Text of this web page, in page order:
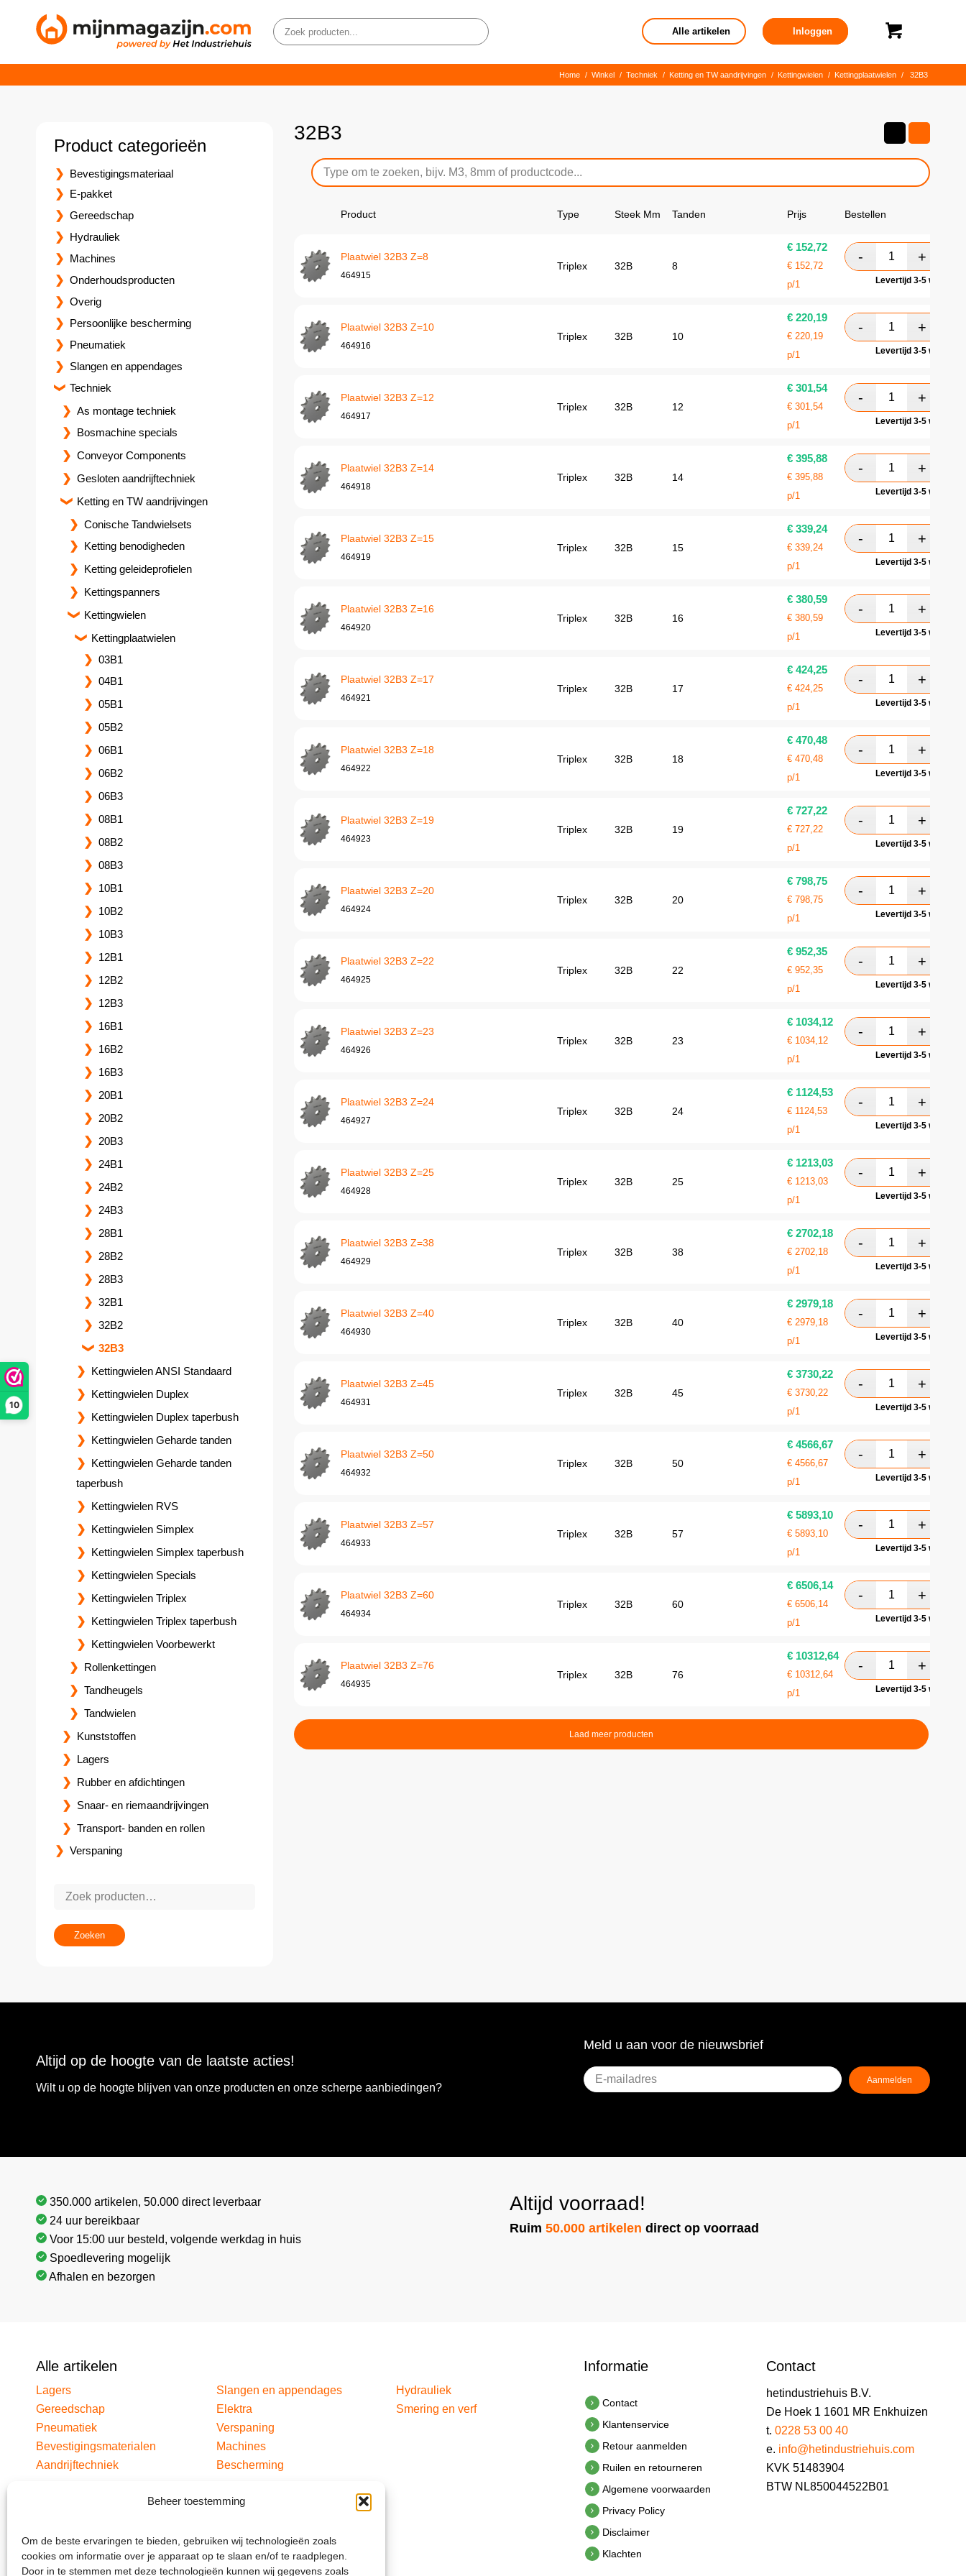
10
Beheer toestemming
Om de beste ervaringen te bieden, gebruiken wij technologieën zoals
cookies om informatie over je apparaat op te slaan en/of te raadplegen.
Door in te stemmen met deze technologieën kunnen wij gegevens zoals
Alle artikelen Inloggen
Home / Winkel / Techniek / Ketting en TW aandrijvingen / Kettingwielen / Kettingplaatwielen / 32B3
32B3
Product Type Steek Mm Tanden Prijs Bestellen
Plaatwiel 32B3 Z=8
464915
Triplex 32B 8
€ 152,72
€ 152,72
p/1
Levertijd 3-5
Plaatwiel 32B3 Z=10
464916
Triplex 32B 10
€ 220,19
€ 220,19
p/1
Levertijd 3-5
Plaatwiel 32B3 Z=12
464917
Triplex 32B 12
€ 301,54
€ 301,54
p/1
Levertijd 3-5
Plaatwiel 32B3 Z=14
464918
Triplex 32B 14
€ 395,88
€ 395,88
p/1
Levertijd 3-5
Plaatwiel 32B3 Z=15
464919
Triplex 32B 15
€ 339,24
€ 339,24
p/1
Levertijd 3-5
Plaatwiel 32B3 Z=16
464920
Triplex 32B 16
€ 380,59
€ 380,59
p/1
Levertijd 3-5
Plaatwiel 32B3 Z=17
464921
Triplex 32B 17
€ 424,25
€ 424,25
p/1
Levertijd 3-5
Plaatwiel 32B3 Z=18
464922
Triplex 32B 18
€ 470,48
€ 470,48
p/1
Levertijd 3-5
Plaatwiel 32B3 Z=19
464923
Triplex 32B 19
€ 727,22
€ 727,22
p/1
Levertijd 3-5
Plaatwiel 32B3 Z=20
464924
Triplex 32B 20
€ 798,75
€ 798,75
p/1
Levertijd 3-5
Plaatwiel 32B3 Z=22
464925
Triplex 32B 22
€ 952,35
€ 952,35
p/1
Levertijd 3-5
Plaatwiel 32B3 Z=23
464926
Triplex 32B 23
€ 1034,12
€ 1034,12
p/1
Levertijd 3-5
Plaatwiel 32B3 Z=24
464927
Triplex 32B 24
€ 1124,53
€ 1124,53
p/1
Levertijd 3-5
Plaatwiel 32B3 Z=25
464928
Triplex 32B 25
€ 1213,03
€ 1213,03
p/1
Levertijd 3-5
Plaatwiel 32B3 Z=38
464929
Triplex 32B 38
€ 2702,18
€ 2702,18
p/1
Levertijd 3-5
Plaatwiel 32B3 Z=40
464930
Triplex 32B 40
€ 2979,18
€ 2979,18
p/1
Levertijd 3-5
Plaatwiel 32B3 Z=45
464931
Triplex 32B 45
€ 3730,22
€ 3730,22
p/1
Levertijd 3-5
Plaatwiel 32B3 Z=50
464932
Triplex 32B 50
€ 4566,67
€ 4566,67
p/1
Levertijd 3-5
Plaatwiel 32B3 Z=57
464933
Triplex 32B 57
€ 5893,10
€ 5893,10
p/1
Levertijd 3-5
Plaatwiel 32B3 Z=60
464934
Triplex 32B 60
€ 6506,14
€ 6506,14
p/1
Levertijd 3-5
Plaatwiel 32B3 Z=76
464935
Triplex 32B 76
€ 10312,64
€ 10312,64
p/1
Levertijd 3-5
Laad meer producten
Product categorieën
Bevestigingsmateriaal
E-pakket
Gereedschap
Hydrauliek
Machines
Onderhoudsproducten
Overig
Persoonlijke bescherming
Pneumatiek
Slangen en appendages
Techniek
As montage techniek
Bosmachine specials
Conveyor Components
Gesloten aandrijftechniek
Ketting en TW aandrijvingen
Conische Tandwielsets
Ketting benodigheden
Ketting geleideprofielen
Kettingspanners
Kettingwielen
Kettingplaatwielen
03B1
04B1
05B1
05B2
06B1
06B2
06B3
08B1
08B2
08B3
10B1
10B2
10B3
12B1
12B2
12B3
16B1
16B2
16B3
20B1
20B2
20B3
24B1
24B2
24B3
28B1
28B2
28B3
32B1
32B2
32B3
Kettingwielen ANSI Standaard
Kettingwielen Duplex
Kettingwielen Duplex taperbush
Kettingwielen Geharde tanden
Kettingwielen Geharde tanden
taperbush
Kettingwielen RVS
Kettingwielen Simplex
Kettingwielen Simplex taperbush
Kettingwielen Specials
Kettingwielen Triplex
Kettingwielen Triplex taperbush
Kettingwielen Voorbewerkt
Rollenkettingen
Tandheugels
Tandwielen
Kunststoffen
Lagers
Rubber en afdichtingen
Snaar- en riemaandrijvingen
Transport- banden en rollen
Verspaning
Zoeken
Altijd op de hoogte van de laatste acties!
Wilt u op de hoogte blijven van onze producten en onze scherpe aanbiedingen?
Meld u aan voor de nieuwsbrief
E-
mailadres(Vereist)
Aanmelden
350.000 artikelen, 50.000 direct leverbaar
24 uur bereikbaar
Voor 15:00 uur besteld, volgende werkdag in huis
Spoedlevering mogelijk
Afhalen en bezorgen
Altijd voorraad!
Ruim50.000 artikelen direct op voorraad
Alle artikelen
Lagers
Gereedschap
Pneumatiek
Bevestigingsmaterialen
Aandrijftechniek
Slangen en appendages
Elektra
Verspaning
Machines
Bescherming
Hydrauliek
Smering en verf
Informatie
Contact
Klantenservice
Retour aanmelden
Ruilen en retourneren
Algemene voorwaarden
Privacy Policy
Disclaimer
Klachten
Contact
hetindustriehuis B.V.
De Hoek 1 1601 MR Enkhuizen
t. 0228 53 00 40
e. info@hetindustriehuis.com
KVK 51483904
BTW NL850044522B01